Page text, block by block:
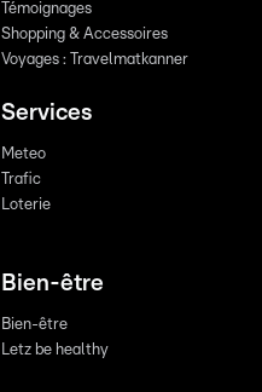
Témoignages
Shopping & Accessoires
Voyages : Travelmatkanner
Services
Meteo
Trafic
Loterie
Bien-être
Bien-être
Letz be healthy